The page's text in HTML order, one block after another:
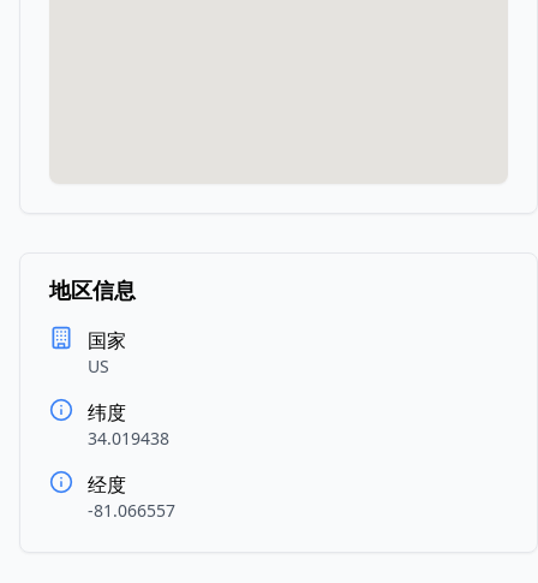
地区信息
国家
US
纬度
34.019438
经度
-81.066557